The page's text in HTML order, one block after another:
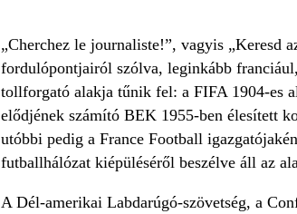
„Cherchez le journaliste!”, vagyis „Keresd
fordulópontjairól szólva, leginkább
tollforgató alakja tűnik fel: a FIFA 1904-es
elődjének számító BEK 1955-ben élesített
utóbbi pedig a France Football
futballhálózat kiépüléséről beszélve áll az
A Dél-amerikai Labdarúgó-szövetség, a